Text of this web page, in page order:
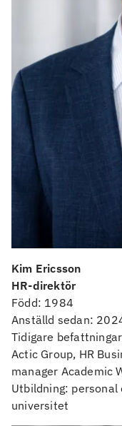
Kim Ericsson
HR-direktör
Född: 1984
Anställd sedan:
Tidigare
Actic Group, HR
manager Academic
Utbildning: personal
universitet